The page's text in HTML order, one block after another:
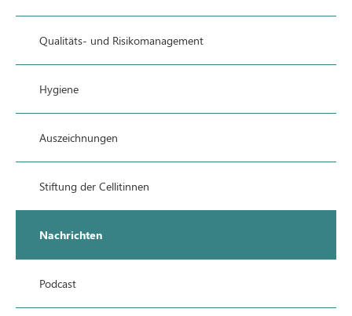
Qualitäts- und Risikomanagement
Hygiene
Auszeichnungen
Stiftung der Cellitinnen
Nachrichten
Podcast